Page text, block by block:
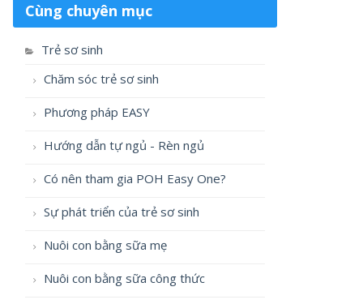
Cùng chuyên mục
Trẻ sơ sinh
Chăm sóc trẻ sơ sinh
Phương pháp EASY
Hướng dẫn tự ngủ - Rèn ngủ
Có nên tham gia POH Easy One?
Sự phát triển của trẻ sơ sinh
Nuôi con bằng sữa mẹ
Nuôi con bằng sữa công thức